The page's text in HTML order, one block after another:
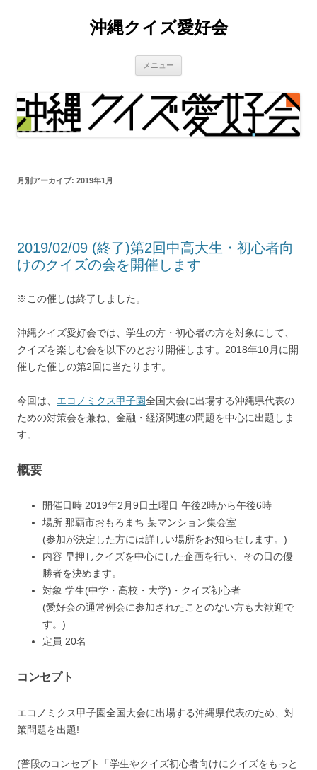
沖縄クイズ愛好会
メニュー
ツ
へ
ス
キ
ッ
月別アーカイブ: 2019年1月
2019/02/09 (終了)第2回中高大生・初心者向
けのクイズの会を開催します
※この催しは終了しました。
沖縄クイズ愛好会では、学生の方・初心者の方を対象にして、
クイズを楽しむ会を以下のとおり開催します。2018年10月に開
催した催しの第2回に当たります。
今回は、 エコノミクス甲子園全国大会に出場する沖縄県代表の
ための対策会を兼ね、金融・経済関連の問題を中心に出題しま
す。
概要
開催日時 2019年2月9日土曜日 午後2時から午後6時
場所 那覇市おもろまち 某マンション集会室
(参加が決定した方には詳しい場所をお知らせします。)
内容 早押しクイズを中心にした企画を行い、その日の優
勝者を決めます。
対象 学生(中学・高校・大学)・クイズ初心者
(愛好会の通常例会に参加されたことのない方も大歓迎で
す。)
定員 20名
コンセプト
エコノミクス甲子園全国大会に出場する沖縄県代表のため、対
策問題を出題!
(普段のコンセプト「学生やクイズ初心者向けにクイズをもっと